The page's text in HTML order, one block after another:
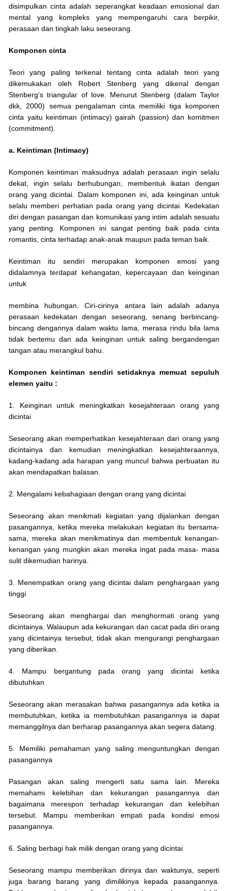
disimpulkan cinta adalah seperangkat keadaan emosional dan
mental yang kompleks yang mempengaruhi cara berpikir,
perasaan dan tingkah laku seseorang.
Komponen cinta
Teori yang paling terkenal tentang cinta adalah teori yang
dikemukakan oleh Robert Stenberg yang dikenal dengan
Stenberg’s triangular of love. Menurut Stenberg (dalam Taylor
dkk, 2000) semua pengalaman cinta memiliki tiga komponen
cinta yaitu keintiman (intimacy) gairah (passion) dan komitmen
(commitment).
a. Keintiman (Intimacy)
Komponen keintiman maksudnya adalah perasaan ingin selalu
dekat, ingin selalu berhubungan, membentuk ikatan dengan
orang yang dicintai. Dalam komponen ini, ada keinginan untuk
selalu memberi perhatian pada orang yang dicintai. Kedekatan
diri dengan pasangan dan komunikasi yang intim adalah sesuatu
yang penting. Komponen ini sangat penting baik pada cinta
romantis, cinta terhadap anak-anak maupun pada teman baik.
Keintiman itu sendiri merupakan komponen emosi yang
didalamnya terdapat kehangatan, kepercayaan dan keinginan
untuk
membina hubungan. Ciri-cirinya antara lain adalah adanya
perasaan kedekatan dengan seseorang, senang berbincang-
bincang dengannya dalam waktu lama, merasa rindu bila lama
tidak bertemu dan ada keinginan untuk saling bergandengan
tangan atau merangkul bahu.
Komponen keintiman sendiri setidaknya memuat sepuluh
elemen yaitu :
1. Keinginan untuk meningkatkan kesejahteraan orang yang
dicintai
Seseorang akan memperhatikan kesejahteraan dari orang yang
dicintainya dan kemudian meningkatkan kesejahteraannya,
kadang-kadang ada harapan yang muncul bahwa perbuatan itu
akan mendapatkan balasan.
2. Mengalami kebahagiaan dengan orang yang dicintai
Seseorang akan menikmati kegiatan yang dijalankan dengan
pasangannya, ketika mereka melakukan kegiatan itu bersama-
sama, mereka akan menikmatinya dan membentuk kenangan-
kenangan yang mungkin akan mereka ingat pada masa- masa
sulit dikemudian harinya.
3. Menempatkan orang yang dicintai dalam penghargaan yang
tinggi
Seseorang akan menghargai dan menghormati orang yang
dicintainya. Walaupun ada kekurangan dan cacat pada diri orang
yang dicintainya tersebut, tidak akan mengurangi penghargaan
yang diberikan.
4. Mampu bergantung pada orang yang dicintai ketika
dibutuhkan
Seseorang akan merasakan bahwa pasangannya ada ketika ia
membutuhkan, ketika ia membutuhkan pasangannya ia dapat
memanggilnya dan berharap pasangannya akan segera datang.
5. Memiliki pemahaman yang saling menguntungkan dengan
pasangannya
Pasangan akan saling mengerti satu sama lain. Mereka
memahami kelebihan dan kekurangan pasangannya dan
bagaimana merespon terhadap kekurangan dan kelebihan
tersebut. Mampu memberikan empati pada kondisi emosi
pasangannya.
6. Saling berbagi hak milik dengan orang yang dicintai
Seseorang mampu memberikan dirinya dan waktunya, seperti
juga barang barang yang dimilikinya kepada pasangannya.